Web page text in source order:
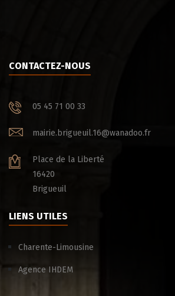
CONTACTEZ-NOUS
05 45 71 00 33
mairie.brigueuil.16@wanadoo.fr
Place de la Liberté
16420
Brigueuil
LIENS UTILES
Charente-Limousine
Agence IHDEM